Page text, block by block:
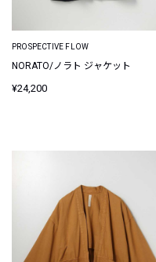
PROSPECTIVE FLOW
NORATO/ノラト ジャケット
¥24,200